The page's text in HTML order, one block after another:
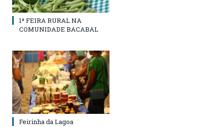
1ª FEIRA RURAL NA
COMUNIDADE BACABAL
Feirinha da Lagoa